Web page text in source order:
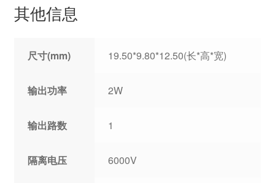
其他信息
尺寸(mm) 19.50*9.80*12.50(长*高*宽)
输出功率 2W
输出路数 1
隔离电压 6000V